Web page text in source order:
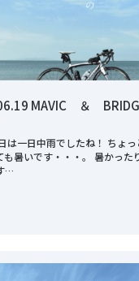
MAVIC ＆
は一日中雨でしたね！ ちょ
も暑いです・・・。 暑かった
…